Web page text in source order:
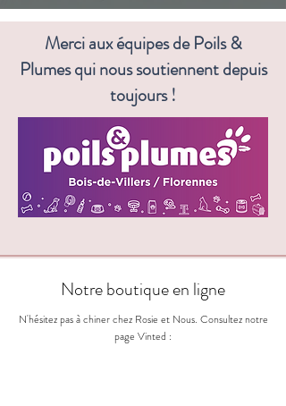
Merci aux équipes de Poils &
Plumes qui nous soutiennent depuis
toujours !
Notre boutique en ligne
N'hésitez pas à chiner chez Rosie et Nous. Consultez notre
page Vinted :